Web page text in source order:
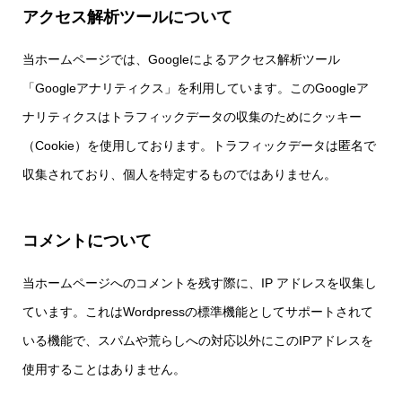
アクセス解析ツールについて
当ホームページでは、Googleによるアクセス解析ツール
「Googleアナリティクス」を利用しています。このGoogleア
ナリティクスはトラフィックデータの収集のためにクッキー
（Cookie）を使用しております。トラフィックデータは匿名で
収集されており、個人を特定するものではありません。
コメントについて
当ホームページへのコメントを残す際に、IP アドレスを収集し
ています。これはWordpressの標準機能としてサポートされて
いる機能で、スパムや荒らしへの対応以外にこのIPアドレスを
使用することはありません。